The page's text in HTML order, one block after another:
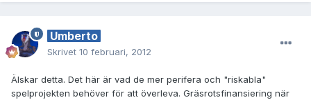
Umberto
Skrivet 10 februari, 2012
Älskar detta. Det här är vad de mer perifera och "riskabla"
spelprojekten behöver för att överleva. Gräsrotsfinansiering när